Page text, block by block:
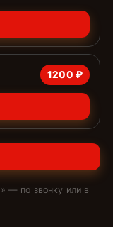
1200 ₽
» — по звонку или в